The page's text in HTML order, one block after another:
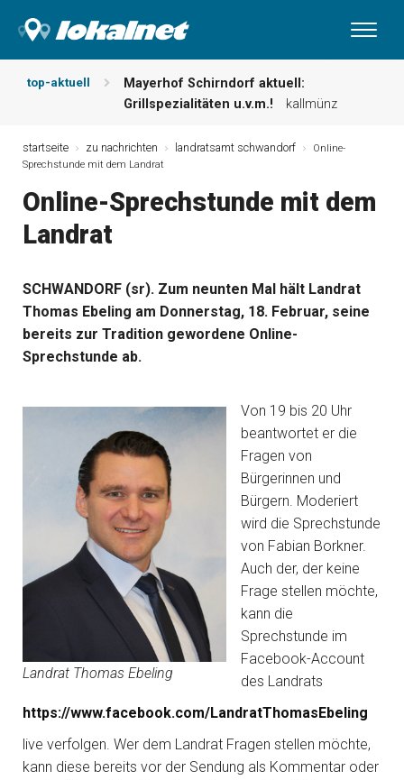
top-aktuell
Mayerhof Schirndorf aktuell:
Grillspezialitäten u.v.m.!
kallmünz
und mehr … burglengenfeld
Der „deutsche Michel“ muss nun
leserbriefe
Region! angebote vor ort | anzeige
Metzgerei Hummel: Aktuelles
Wochenangebot! maxhütte-haidhof
startseite zu nachrichten landratsamt schwandorf
Online-
Sprechstunde mit dem Landrat
Online-Sprechstunde mit dem
Landrat
SCHWANDORF (sr). Zum neunten Mal hält Landrat
Thomas Ebeling am Donnerstag, 18. Februar, seine
bereits zur Tradition gewordene Online-
Sprechstunde ab.
Landrat Thomas Ebeling
Von 19 bis 20 Uhr
beantwortet er die
Fragen von
Bürgerinnen und
Bürgern. Moderiert
wird die Sprechstunde
von Fabian Borkner.
Auch der, der keine
Frage stellen möchte,
kann die
Sprechstunde im
Facebook-Account
des Landrats
https://www.facebook.com/LandratThomasEbeling
live verfolgen. Wer dem Landrat Fragen stellen möchte,
kann diese bereits vor der Sendung als Kommentar oder